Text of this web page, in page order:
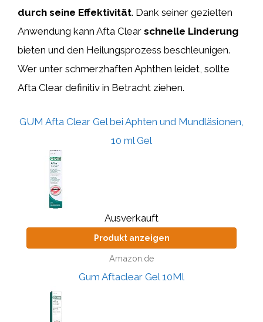
durch seine Effektivität. Dank seiner gezielten
Anwendung kann Afta Clear schnelle Linderung
bieten und den Heilungsprozess beschleunigen.
Wer unter schmerzhaften Aphthen leidet, sollte
Afta Clear definitiv in Betracht ziehen.
GUM Afta Clear Gel bei Aphten und Mundläsionen,
10 ml Gel
Ausverkauft
Produkt anzeigen
Amazon.de
Gum Aftaclear Gel 10Ml